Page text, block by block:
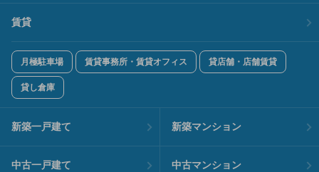
賃貸
月極駐車場 賃貸事務所・賃貸オフィス 貸店舗・店舗賃貸
貸し倉庫
新築一戸建て 新築マンション
中古一戸建て 中古マンション